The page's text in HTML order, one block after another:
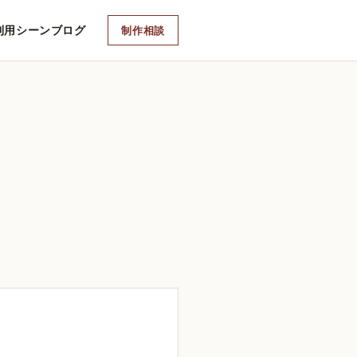
用シーンブログ 制作相談